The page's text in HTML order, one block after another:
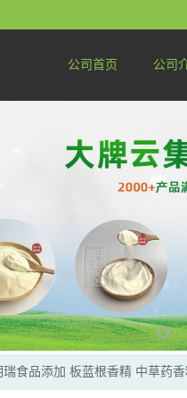
公司首页 公司
瑞食品添加 板蓝根香精 中草药